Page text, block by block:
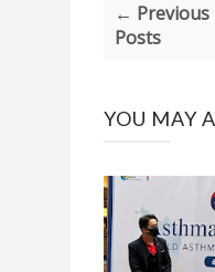
← Previous
Posts
YOU MAY